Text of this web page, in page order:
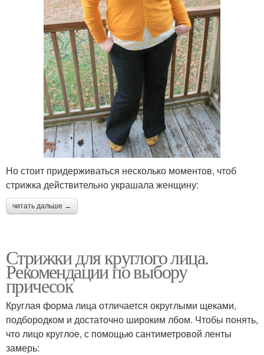
Но стоит придерживаться несколько моментов, чтоб
стрижка действительно украшала женщину:
читать дальше →
Стрижки для круглого лица.
Рекомендации по выбору
причесок
Круглая форма лица отличается округлыми щеками,
подбородком и достаточно широким лбом. Чтобы понять,
что лицо круглое, с помощью сантиметровой ленты
замерь: